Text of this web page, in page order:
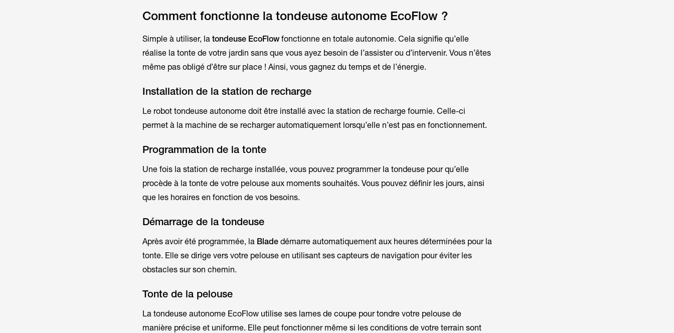
Comment fonctionne la tondeuse autonome EcoFlow ?
Simple à utiliser, latondeuse EcoFlowfonctionne en totale autonomie. Cela signifie qu’elle
réalise la tonte de votre jardin sans que vous ayez besoin de l’assister ou d’intervenir. Vous n’êtes
même pas obligé d’être sur place ! Ainsi, vous gagnez du temps et de l’énergie.
Installation de la station de recharge
Le robot tondeuse autonome doit être installé avec la station de recharge fournie. Celle-ci
permet à la machine de se recharger automatiquement lorsqu’elle n’est pas en fonctionnement.
Programmation de la tonte
Une fois la station de recharge installée, vous pouvez programmer la tondeuse pour qu’elle
procède à la tonte de votre pelouse aux moments souhaités. Vous pouvez définir les jours, ainsi
que les horaires en fonction de vos besoins.
Démarrage de la tondeuse
Après avoir été programmée, la Bladedémarre automatiquement aux heures déterminées pour la
tonte. Elle se dirige vers votre pelouse en utilisant ses capteurs de navigation pour éviter les
obstacles sur son chemin.
Tonte de la pelouse
La tondeuse autonome EcoFlow utilise ses lames de coupe pour tondre votre pelouse de
manière précise et uniforme. Elle peut fonctionner même si les conditions de votre terrain sont